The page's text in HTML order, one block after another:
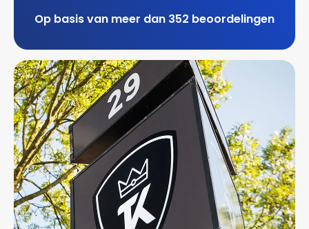
Op basis van meer dan 352 beoordelingen